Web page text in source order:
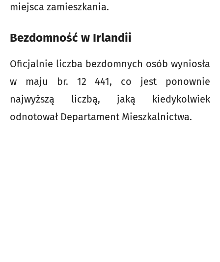
miejsca zamieszkania.
Bezdomność w Irlandii
Oficjalnie liczba bezdomnych osób wyniosła
w maju br. 12 441, co jest ponownie
najwyższą liczbą, jaką kiedykolwiek
odnotował Departament Mieszkalnictwa.